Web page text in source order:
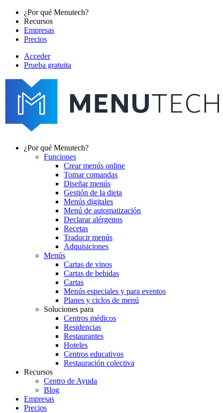
Pasar
contenido
principal
Main
navigation
¿Por qué Menutech?
Recursos
Empresas
Precios
menutech
navigation
Acceder
Prueba gratuita
navigation
¿Por qué Menutech?
Funciones
Crear menús online
Tomar comandas
Diseñar menús
Gestión de la dieta
Menús digitales
Menú de automatización
Declarar alérgenos
Recetas
Traducir menús
Adquisiciones
Menús
Cartas de vinos
Cartas de bebidas
Cartas
Menús especiales y para eventos
Planes y ciclos de menú
Soluciones para
Centros médicos
Residencias
Restaurantes
Hoteles
Centros educativos
Restauración colectiva
Recursos
Centro de Ayuda
Blog
Empresas
Precios